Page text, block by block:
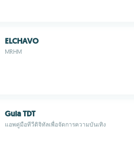
ELCHAVO
MRHM
Guia TDT
แอพคู่มือทีวีดิจิทัลเพื่อจัดการความบันเทิง